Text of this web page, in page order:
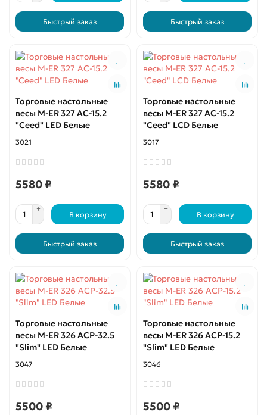
Быстрый заказ Быстрый заказ
Торговые настольные
весы M-ER 327 AC-15.2
"Ceed" LED Белые
3021
5580 ₽
В корзину
Быстрый заказ
Торговые настольные
весы M-ER 327 AC-15.2
"Ceed" LCD Белые
3017
5580 ₽
В корзину
Быстрый заказ
Торговые настольные
весы M-ER 326 ACP-32.5
"Slim" LED Белые
3047
5500 ₽
Торговые настольные
весы M-ER 326 ACP-15.2
"Slim" LED Белые
3046
5500 ₽